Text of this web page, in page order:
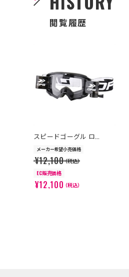
閲覧履歴
スピードゴーグル ロ...
メーカー希望小売価格
¥12,100（税込）
EC販売価格
¥12,100（税込）
>